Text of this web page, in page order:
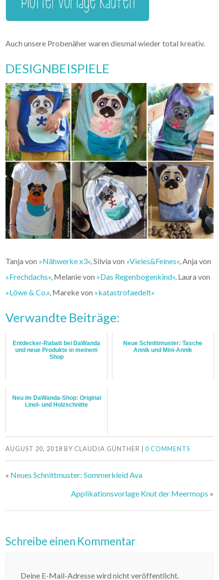
Auch unsere Probenäher waren diesmal wieder total kreativ.
DESIGNBEISPIELE
Tanja von »Nähwerke x3«, Silvia von »Vieles&Feines«, Anja von
»Frechdachs«, Melanie von »Das Regenbogenkind«, Laura von
»Löwe & Co.«, Mareke von »katastrofaedelt«
Verwandte Beiträge:
Entdecker-Rabatt bei DaWanda
und neue Produkte in meinem
Shop
Neue Schnittmuster: Tasche
Annik und Mini-Annik
Neu im DaWanda-Shop: Original
Linol- und Holzschnitte
AUGUST 20, 2018 BY CLAUDIA GÜNTHER |0 COMMENTS
« Neues Schnittmuster: Sommerkleid Ava
Applikationsvorlage Knut der Meermops »
Schreibe einen Kommentar
Deine E-Mail-Adresse wird nicht veröffentlicht.